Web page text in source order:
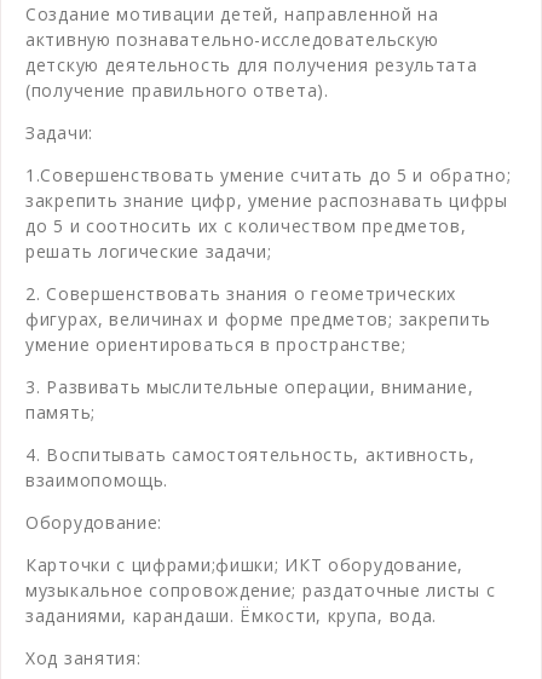
Создание мотивации детей, направленной на
активную познавательно-исследовательскую
детскую деятельность для получения результата
(получение правильного ответа).
Задачи:
1.Совершенствовать умение считать до 5 и обратно;
закрепить знание цифр, умение распознавать цифры
до 5 и соотносить их с количеством предметов,
решать логические задачи;
2. Совершенствовать знания о геометрических
фигурах, величинах и форме предметов; закрепить
умение ориентироваться в пространстве;
3. Развивать мыслительные операции, внимание,
память;
4. Воспитывать самостоятельность, активность,
взаимопомощь.
Оборудование:
Карточки с цифрами;фишки; ИКТ оборудование,
музыкальное сопровождение; раздаточные листы с
заданиями, карандаши. Ёмкости, крупа, вода.
Ход занятия: